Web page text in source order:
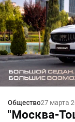
Общество27 марта
"Москва-